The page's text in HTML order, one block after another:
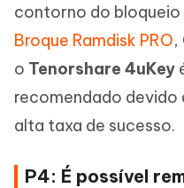
contorno do
Broque Ramdisk PRO,
o Tenorshare 4uKey
recomendado devido
alta taxa de sucesso.
P4: É possível